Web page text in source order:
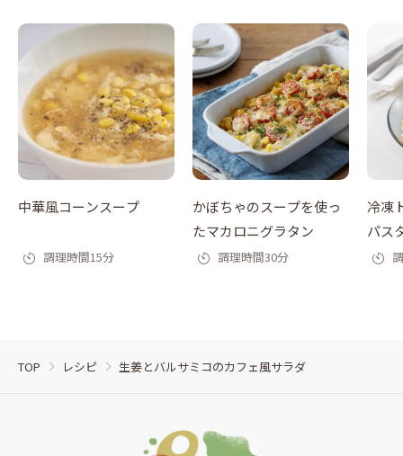
中華風コーンスープ
調理時間15分
かぼちゃのスープを使っ
たマカロニグラタン
調理時間30分
冷凍
パス
TOP レシピ 生姜とバルサミコのカフェ風サラダ